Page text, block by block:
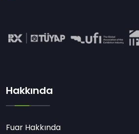
Hakkında
Fuar Hakkında